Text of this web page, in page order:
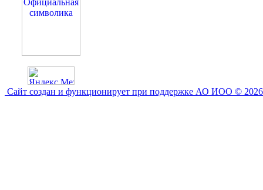
Сайт создан и функционирует при поддержке АО ИОО © 2026